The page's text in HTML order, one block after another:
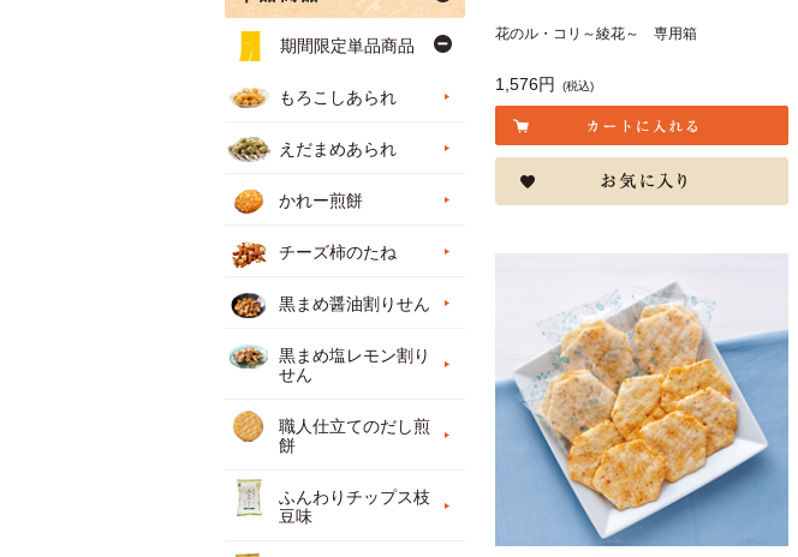
花のル・コリ～綾花～ 専用箱
1,576円 (税込)
期間限定単品商品
もろこしあられ
えだまめあられ
かれー煎餅
チーズ柿のたね
黒まめ醤油割りせん
黒まめ塩レモン割り
せん
職人仕立てのだし煎
餅
ふんわりチップス枝
豆味